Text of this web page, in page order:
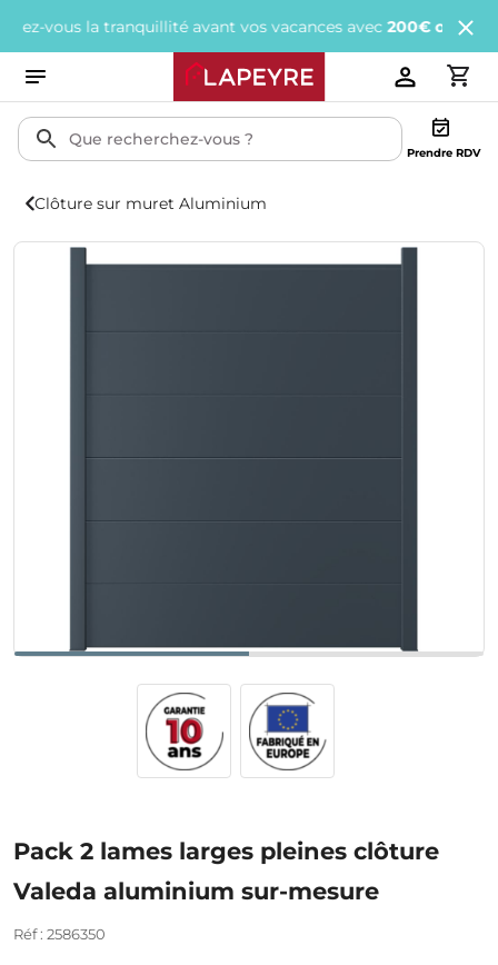
la tranquillité avant vos vacances avec200€ offertstous
Prendre RDV
Clôture sur muret Aluminium
Pack 2 lames larges pleines clôture
Valeda aluminium sur-mesure
Réf : 2586350